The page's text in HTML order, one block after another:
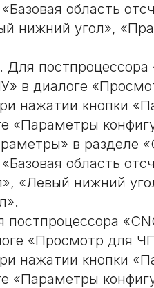
область
нижний угол»,
Для
в диалоге
нажатии кнопки
«Параметры
в разделе
область
«Левый нижний
постпроцессора
«Просмотр для
нажатии кнопки
«Параметры